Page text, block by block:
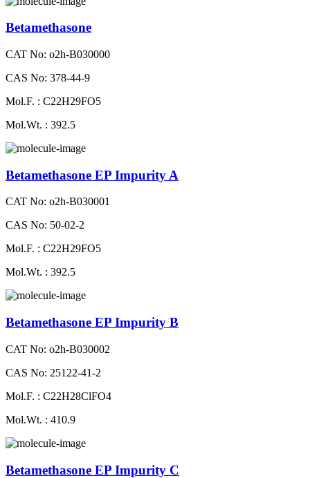
Betamethasone
CAT No: o2h-B030000
CAS No: 378-44-9
Mol.F. : C22H29FO5
Mol.Wt. : 392.5
Betamethasone EP Impurity A
CAT No: o2h-B030001
CAS No: 50-02-2
Mol.F. : C22H29FO5
Mol.Wt. : 392.5
Betamethasone EP Impurity B
CAT No: o2h-B030002
CAS No: 25122-41-2
Mol.F. : C22H28ClFO4
Mol.Wt. : 410.9
Betamethasone EP Impurity C